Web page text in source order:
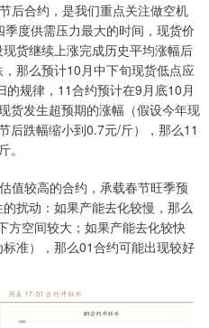
合约，是我们重点关注做空机
度供需压力最大的时间，现货价
货继续上涨完成历史平均涨幅后
那么预计10月中下旬现货低点应
规律，11合约预计在9月底10月
货发生超预期的涨幅（假设今年现
后跌幅缩小到0.7元/斤），那么11
。
较高的合约，承载春节旺季预
扰动：如果产能去化较慢，那么
方空间较大；如果产能去化较快
标准），那么01合约可能出现较好